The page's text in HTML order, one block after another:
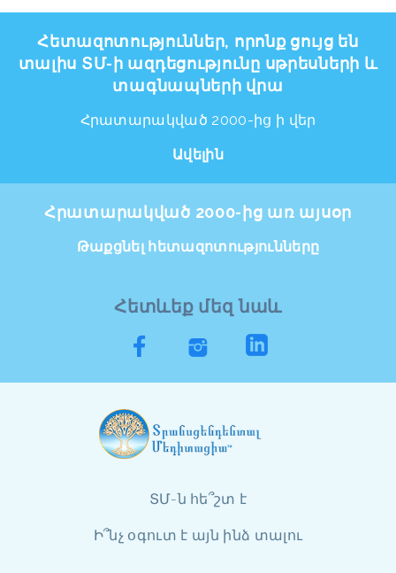
Հետազոտություններ, որոնք ցույց են
տալիս ՏՄ-ի ազդեցությունը սթրեսների և
տագնապների վրա
Հրատարակված 2000-ից ի վեր
Ավելին
Հրատարակված 2000-ից առ այսօր
Թաքցնել հետազոտությունները
Հետևեք մեզ նաև
ՏՄ-ն հե՞շտ է
Ի՞նչ օգուտ է այն ինձ տալու